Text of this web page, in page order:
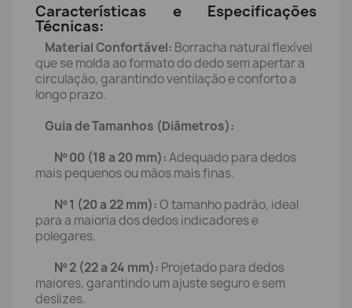
Características e Especificações
Técnicas:
Material Confortável: Borracha natural flexível
que se molda ao formato do dedo sem apertar a
circulação, garantindo ventilação e conforto a
longo prazo.
Guia de Tamanhos (Diâmetros):
Nº 00 (18 a 20 mm):Adequado para dedos
mais pequenos ou mãos mais finas.
Nº 1 (20 a 22 mm):O tamanho padrão, ideal
para a maioria dos dedos indicadores e
polegares.
Nº 2 (22 a 24 mm): Projetado para dedos
maiores, garantindo um ajuste seguro e sem
deslizes.